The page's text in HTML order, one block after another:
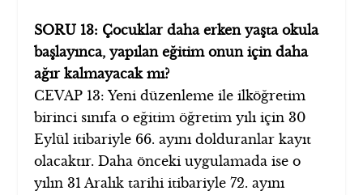
SORU 13: Çocuklar daha erken yaşta okula
başlayınca, yapılan eğitim onun için daha
ağır kalmayacak mı?
CEVAP 13: Yeni düzenleme ile ilköğretim
birinci sınıfa o eğitim öğretim yılı için 30
Eylül itibariyle 66. ayını dolduranlar kayıt
olacaktır. Daha önceki uygulamada ise o
yılın 31 Aralık tarihi itibariyle 72. ayını